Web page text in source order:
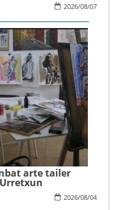
2026/08/07
arte tailer
2026/08/04